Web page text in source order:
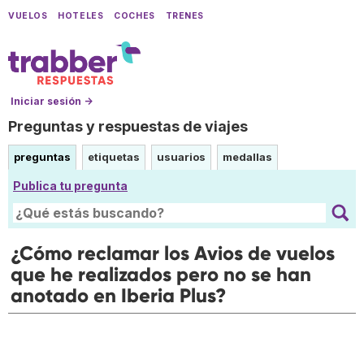
VUELOS HOTELES COCHES TRENES
Iniciar sesión →
Preguntas y respuestas de viajes
preguntas etiquetas usuarios medallas
Publica tu pregunta
¿Cómo reclamar los Avios de vuelos
que he realizados pero no se han
anotado en Iberia Plus?